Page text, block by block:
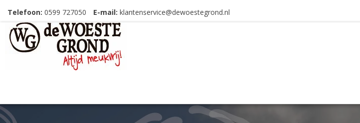
Telefoon: 0599 727050 E-mail: klantenservice@dewoestegrond.nl